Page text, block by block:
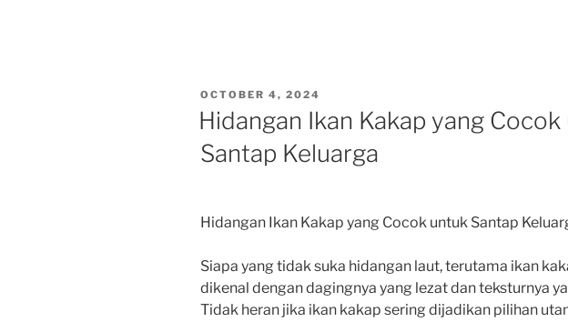
POSTED
OCTOBER 4, 2024
Hidangan Ikan Kakap yang
Santap Keluarga
Hidangan Ikan Kakap yang Cocok untuk Santap
Siapa yang tidak suka hidangan laut, terutama ikan
dikenal dengan dagingnya yang lezat dan teksturnya
Tidak heran jika ikan kakap sering dijadikan pilihan